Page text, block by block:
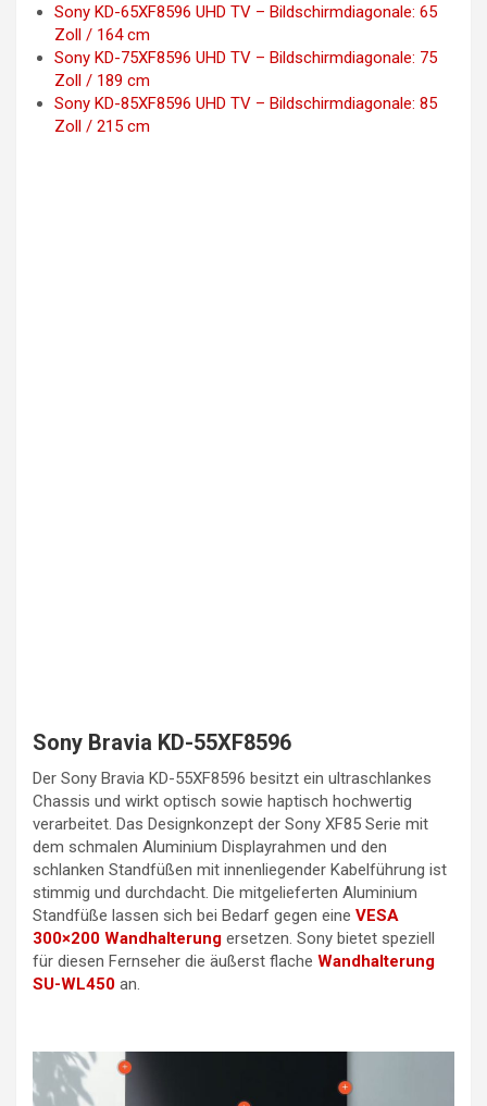
Sony KD-65XF8596 UHD TV – Bildschirmdiagonale: 65
Zoll / 164 cm
Sony KD-75XF8596 UHD TV – Bildschirmdiagonale: 75
Zoll / 189 cm
Sony KD-85XF8596 UHD TV – Bildschirmdiagonale: 85
Zoll / 215 cm
Sony Bravia KD-55XF8596
Der Sony Bravia KD-55XF8596 besitzt ein ultraschlankes
Chassis und wirkt optisch sowie haptisch hochwertig
verarbeitet. Das Designkonzept der Sony XF85 Serie mit
dem schmalen Aluminium Displayrahmen und den
schlanken Standfüßen mit innenliegender Kabelführung ist
stimmig und durchdacht. Die mitgelieferten Aluminium
Standfüße lassen sich bei Bedarf gegen eine VESA
300×200 Wandhalterung ersetzen. Sony bietet speziell
für diesen Fernseher die äußerst flache Wandhalterung
SU-WL450 an.